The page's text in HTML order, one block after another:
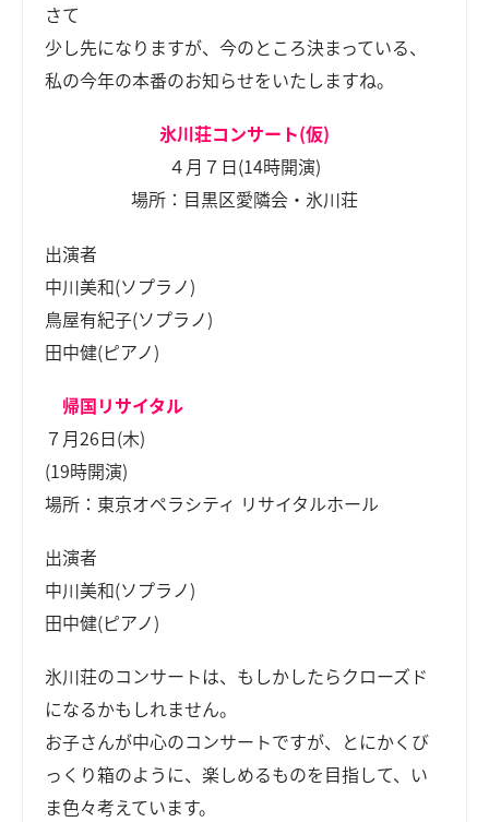
さて
少し先になりますが、今のところ決まっている、
私の今年の本番のお知らせをいたしますね。
氷川荘コンサート(仮)
４月７日(14時開演)
場所：目黒区愛隣会・氷川荘
出演者
中川美和(ソプラノ)
鳥屋有紀子(ソプラノ)
田中健(ピアノ)
帰国リサイタル
７月26日(木)
(19時開演)
場所：東京オペラシティ リサイタルホール
出演者
中川美和(ソプラノ)
田中健(ピアノ)
氷川荘のコンサートは、もしかしたらクローズド
になるかもしれません。
お子さんが中心のコンサートですが、とにかくび
っくり箱のように、楽しめるものを目指して、い
ま色々考えています。